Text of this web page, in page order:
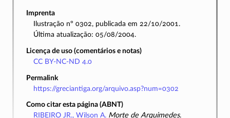
Imprenta
Ilustração nº 0302, publicada em 22/10/2001.
Última atualização: 05/08/2004.
Licença de uso (comentários e notas)
CC BY-NC-ND 4.0
Permalink
https://greciantiga.org/arquivo.asp?num=0302
Como citar esta página (ABNT)
RIBEIRO JR., Wilson A. Morte de Arquimedes.